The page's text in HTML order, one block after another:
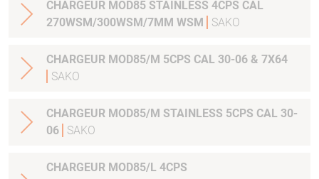
CHARGEUR MOD85 STAINLESS 4CPS CAL
270WSM/300WSM/7MM WSM
SAKO
CHARGEUR MOD85/M 5CPS CAL 30-06 & 7X64
SAKO
CHARGEUR MOD85/M STAINLESS 5CPS CAL 30-
06
SAKO
CHARGEUR MOD85/L 4CPS